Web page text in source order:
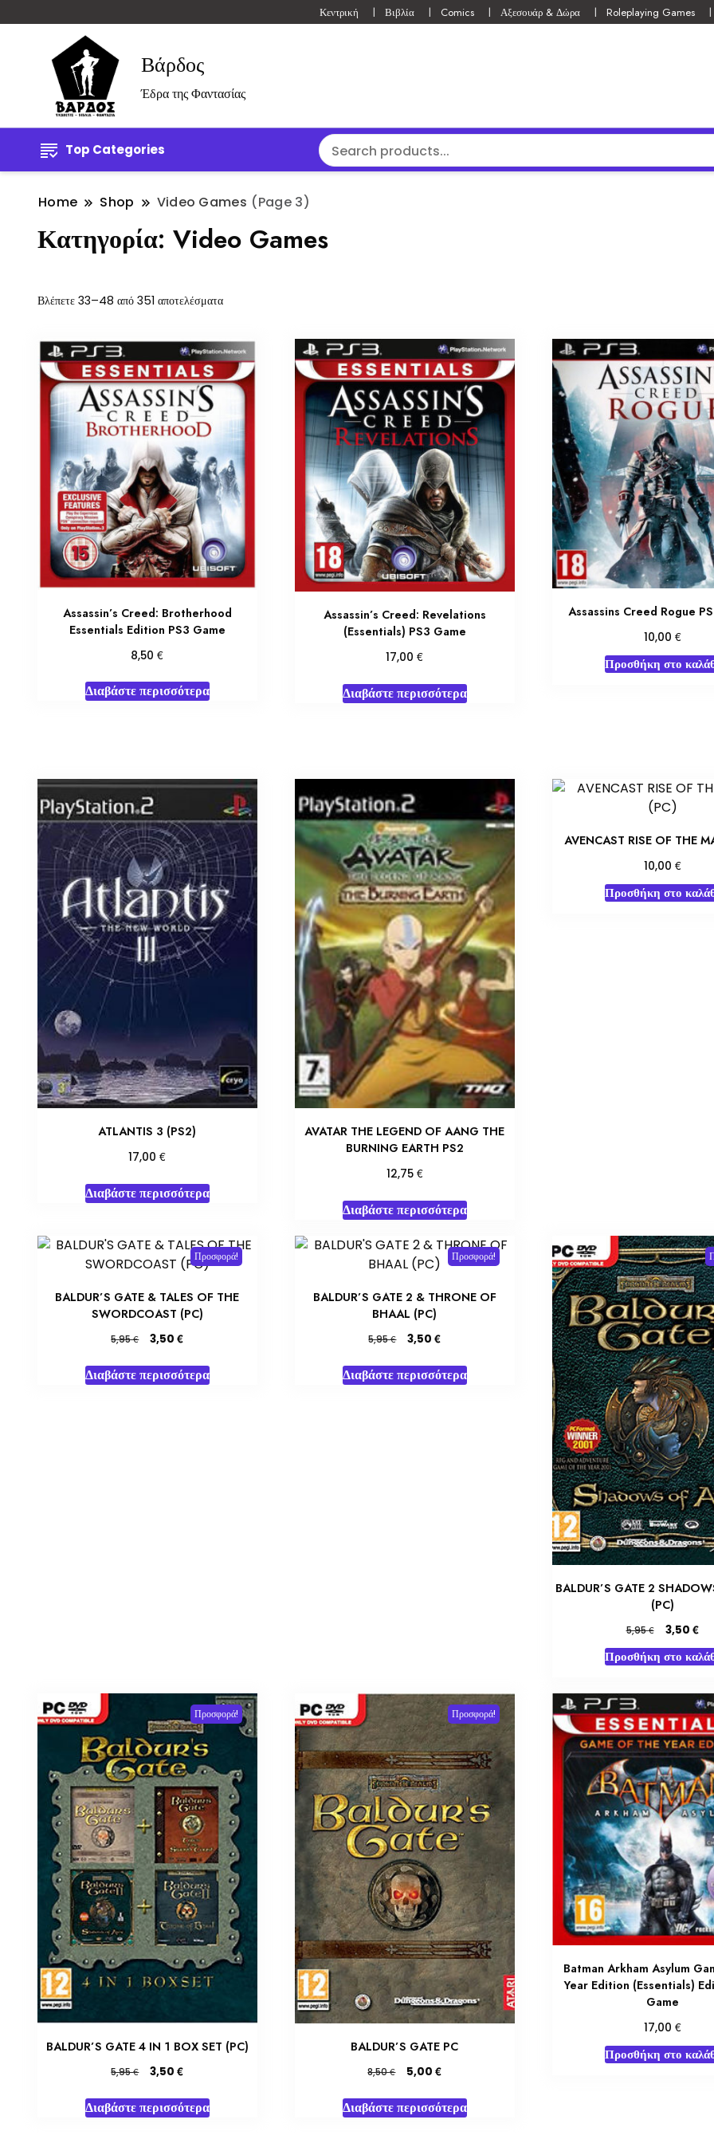
Κεντρική Βιβλία Comics Αξεσουάρ & Δώρα Roleplaying Games
Βάρδος
Έδρα της Φαντασίας
Top Categories
Home Shop Video Games (Page 3)
Κατηγορία: Video Games
Βλέπετε 33–48 από 351 αποτελέσματα
Assassin’s Creed: Brotherhood
Essentials Edition PS3 Game
8,50€
Διαβάστε περισσότερα
Assassin’s Creed: Revelations
(Essentials) PS3 Game
17,00€
Διαβάστε περισσότερα
Assassins Creed Rogue
10,00 €
Προσθήκη στο
ATLANTIS 3 (PS2)
17,00€
Διαβάστε περισσότερα
AVATAR THE LEGEND OF AANG THE
BURNING EARTH PS2
12,75 €
Διαβάστε περισσότερα
AVENCAST RISE OF THE
10,00 €
Προσθήκη στο
Προσφορά!
BALDUR’S GATE & TALES OF THE
SWORDCOAST (PC)
5,95€
Original
was:
5,95 €.
3,50€Η
τιμή
είναι:
Διαβάστε περισσότερα
Προσφορά!
BALDUR’S GATE 2 & THRONE OF
BHAAL (PC)
5,95€
Original
was:
5,95 €.
3,50€Η
τιμή
είναι:
Διαβάστε περισσότερα
BALDUR’S GATE 2
(PC)
5,95€
Original
price
was:
3,50 €Η
Προσθήκη στο
Προσφορά!
BALDUR’S GATE 4 IN 1 BOX SET (PC)
5,95€
Original
was:
5,95 €.
3,50€Η
τιμή
είναι:
Διαβάστε περισσότερα
Προσφορά!
BALDUR’S GATE PC
8,50€
Original
was:
8,50 €.
5,00€Η
τιμή
είναι:
Διαβάστε περισσότερα
Batman Arkham Asylum
Year Edition (Essentials)
Game
17,00 €
Προσθήκη στο